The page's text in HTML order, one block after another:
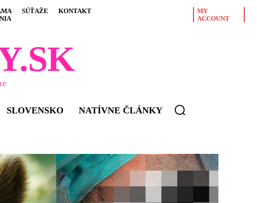
SÚŤAŽE
KONTAKT
MY
ACCOUNT
SLOVENSKO NATÍVNE ČLÁNKY